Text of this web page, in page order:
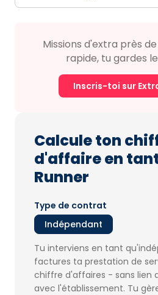
Missions d'extra près
rapide, tu gardes
Inscris-toi sur
Calcule ton
d'affaire en
Runner
Type de contrat
Indépendant
Tu interviens en tant
factures ta prestation de
chiffre d'affaires - sans lien
avec l'établissement. Tu